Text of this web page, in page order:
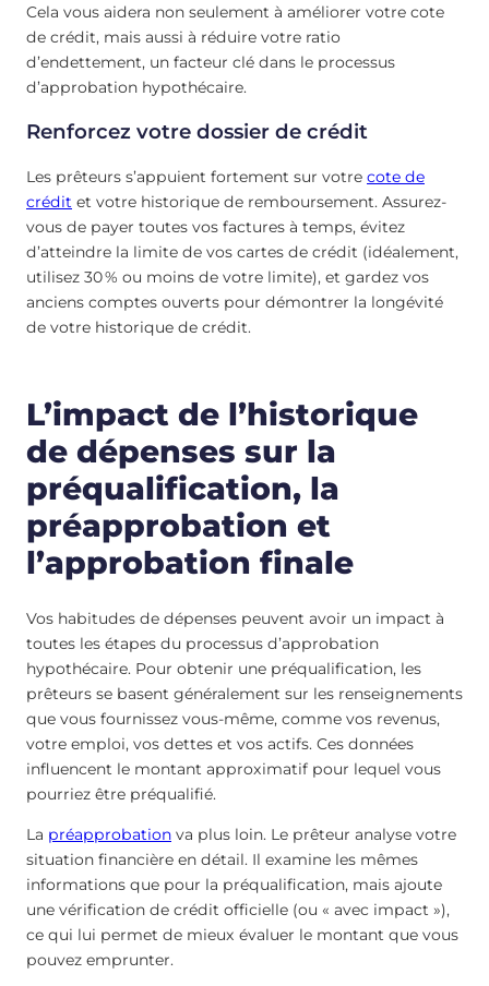
Cela vous aidera non seulement à améliorer votre cote
de crédit, mais aussi à réduire votre ratio
d’endettement, un facteur clé dans le processus
d’approbation hypothécaire.
Renforcez votre dossier de crédit
Les prêteurs s’appuient fortement sur votre cote de
crédit et votre historique de remboursement. Assurez-
vous de payer toutes vos factures à temps, évitez
d’atteindre la limite de vos cartes de crédit (idéalement,
utilisez 30 % ou moins de votre limite), et gardez vos
anciens comptes ouverts pour démontrer la longévité
de votre historique de crédit.
L’impact de l’historique
de dépenses sur la
préqualification, la
préapprobation et
l’approbation finale
Vos habitudes de dépenses peuvent avoir un impact à
toutes les étapes du processus d’approbation
hypothécaire. Pour obtenir une préqualification, les
prêteurs se basent généralement sur les renseignements
que vous fournissez vous-même, comme vos revenus,
votre emploi, vos dettes et vos actifs. Ces données
influencent le montant approximatif pour lequel vous
pourriez être préqualifié.
La préapprobation va plus loin. Le prêteur analyse votre
situation financière en détail. Il examine les mêmes
informations que pour la préqualification, mais ajoute
une vérification de crédit officielle (ou « avec impact »),
ce qui lui permet de mieux évaluer le montant que vous
pouvez emprunter.